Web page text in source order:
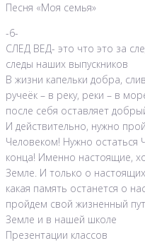
Песня «Моя семья»
-6-
СЛЕД ВЕД- это что это за
следы наших выпускников
В жизни капельки добра,
ручеёк – в реку, реки – в
после себя оставляет
И действительно, нужно
Человеком! Нужно
конца! Именно настоящие,
Земле. И только о
какая память останется о
пройдем свой жизненный
Земле и в нашей школе
Презентации классов